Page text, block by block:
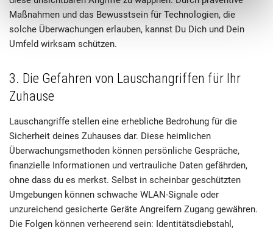
Maßnahmen und das Bewusstsein für Technologien, die
solche Überwachungen erlauben, kannst Du Dich und Dein
Umfeld wirksam schützen.
3. Die Gefahren von Lauschangriffen für Ihr
Zuhause
Lauschangriffe stellen eine erhebliche Bedrohung für die
Sicherheit deines Zuhauses dar. Diese heimlichen
Überwachungsmethoden können persönliche Gespräche,
finanzielle Informationen und vertrauliche Daten gefährden,
ohne dass du es merkst. Selbst in scheinbar geschützten
Umgebungen können schwache WLAN-Signale oder
unzureichend gesicherte Geräte Angreifern Zugang gewähren.
Die Folgen können verheerend sein: Identitätsdiebstahl,